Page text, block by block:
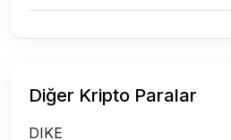
Diğer Kripto Paralar
DIKE